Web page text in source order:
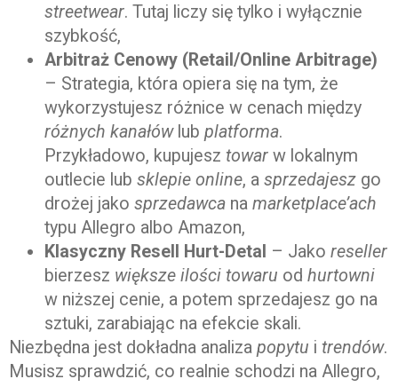
streetwear. Tutaj liczy się tylko i wyłącznie
szybkość,
Arbitraż Cenowy (Retail/Online Arbitrage)
– Strategia, która opiera się na tym, że
wykorzystujesz różnice w cenach między
różnych kanałówlub platforma.
Przykładowo, kupujesz towar w lokalnym
outlecie lub sklepie online, a sprzedajesz go
drożej jako sprzedawca na marketplace’ach
typu Allegro albo Amazon,
Klasyczny Resell Hurt-Detal – Jako reseller
bierzesz większe ilości towaru od hurtowni
w niższej cenie, a potem sprzedajesz go na
sztuki, zarabiając na efekcie skali.
Niezbędna jest dokładna analiza popytu i trendów.
Musisz sprawdzić, co realnie schodzi na Allegro,